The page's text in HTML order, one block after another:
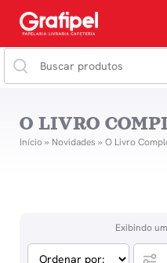
O LIVRO
Início» Novidades » O Livro
Exibindo